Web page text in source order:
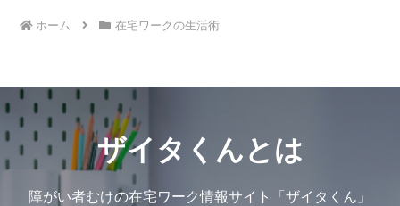
ホーム 在宅ワークの生活術
ザイタくんとは
障がい者むけの在宅ワーク情報サイト「ザイタくん」